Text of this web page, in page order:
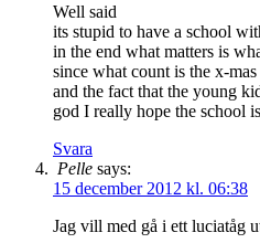
Well said
its stupid to have a school
in the end what matters is
since what count is the x-
and the fact that the young
god I really hope the school
Svara
Pelle says:
15 december 2012 kl. 06:38
Jag vill med gå i ett luciatåg